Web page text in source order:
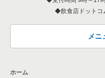
墨田区の飲食店の居抜き売
品川区の飲食店の居抜き売
東京23区の和食の居抜き売
東京23区の洋食の居抜き売
中央区の洋食の居抜き売却
飲食店ドットコ
メニ
ホーム